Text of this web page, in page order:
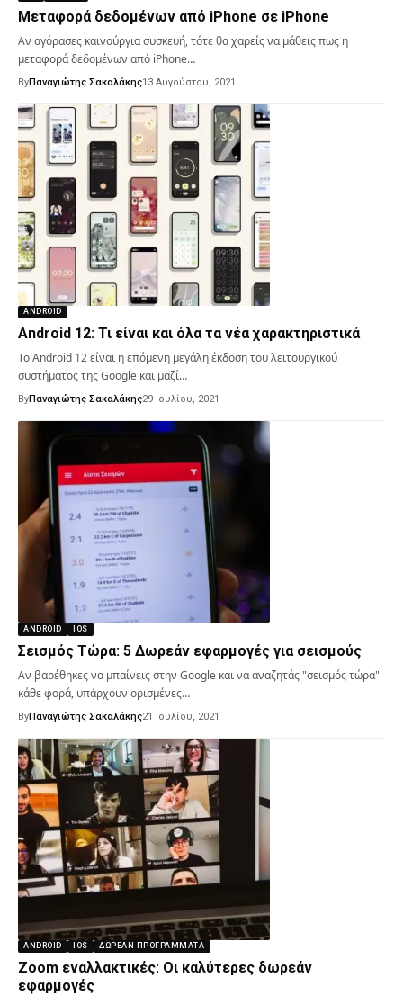
Μεταφορά δεδομένων από iPhone σε iPhone
Αν αγόρασες καινούργια συσκευή, τότε θα χαρείς να μάθεις πως η
μεταφορά δεδομένων από iPhone…
ByΠαναγιώτης Σακαλάκης13 Αυγούστου, 2021
ANDROID
Android 12: Τι είναι και όλα τα νέα χαρακτηριστικά
Το Android 12 είναι η επόμενη μεγάλη έκδοση του λειτουργικού
συστήματος της Google και μαζί…
ByΠαναγιώτης Σακαλάκης29 Ιουλίου, 2021
ANDROID IOS
Σεισμός Τώρα: 5 Δωρεάν εφαρμογές για σεισμούς
Αν βαρέθηκες να μπαίνεις στην Google και να αναζητάς "σεισμός τώρα"
κάθε φορά, υπάρχουν ορισμένες…
ByΠαναγιώτης Σακαλάκης21 Ιουλίου, 2021
ANDROID IOS ΔΩΡΕΆΝ ΠΡΟΓΡΆΜΜΑΤΑ
Zoom εναλλακτικές: Οι καλύτερες δωρεάν
εφαρμογές